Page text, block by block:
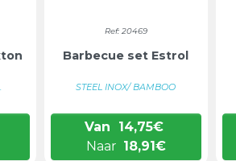
Ref: 20469
Barbecue set Estrol
STEEL INOX/ BAMBOO
Van 14,75€
Naar 18,91€